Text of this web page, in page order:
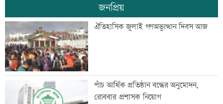
সূচকের উত্থানে লেনদেন ৯০৮ কোটি টাকা
শেখ হাসিনা-হাদির খুনিদের ফেরত চায়
বাংলাদেশ
জনপ্রিয়
ঐতিহাসিক জুলাই গণঅভ্যুত্থান দিবস আজ
পাঁচ আর্থিক প্রতিষ্ঠান বন্ধের অনুমোদন,
রোববার প্রশাসক নিয়োগ